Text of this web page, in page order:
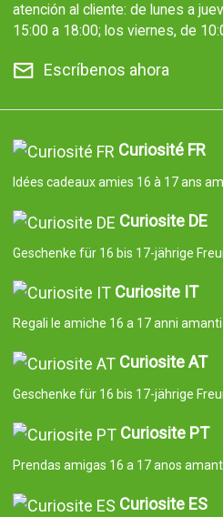
atención al cliente: de lunes a
15:00 a 18:00; los viernes, de
Escríbenos ahora
Curiosité FR
Idées cadeaux amies 16 à 17 ans
Curiosite DE
Geschenke für 16 bis 17-jährige
Curiosite IT
Regali le amiche 16 a 17 anni
Curiosite AT
Geschenke für 16 bis 17-jährige
Curiosite PT
Prendas amigas 16 a 17 anos
Curiosite ES